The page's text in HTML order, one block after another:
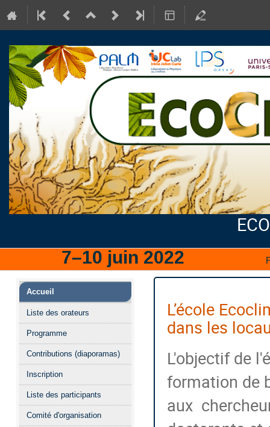
7–10 juin 2022
Menu
de
l'événement
Accueil
Liste des orateurs
Programme
Contributions (diaporamas)
Inscription
Liste des participants
Comité d'organisation
L’école
dans les
L'objectif de
formation de
aux